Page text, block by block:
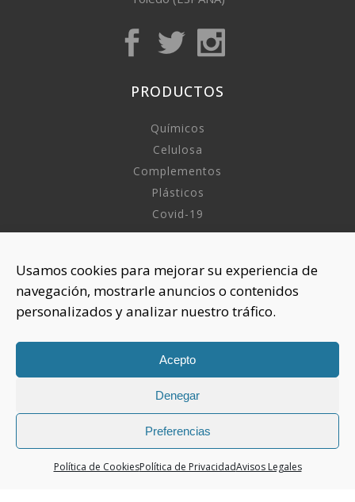
Usamos cookies para mejorar su experiencia de
navegación, mostrarle anuncios o contenidos
personalizados y analizar nuestro tráfico.
Acepto
Denegar
Preferencias
Política de CookiesPolítica de PrivacidadAvisos Legales
PRODUCTOS
Químicos
Celulosa
Complementos
Plásticos
Covid-19
Sobre nosotros
Aviso Legal
Política de Privacidad
Política Cookies
CONTACTAR
925 508 922
dhelia@dhelia.es